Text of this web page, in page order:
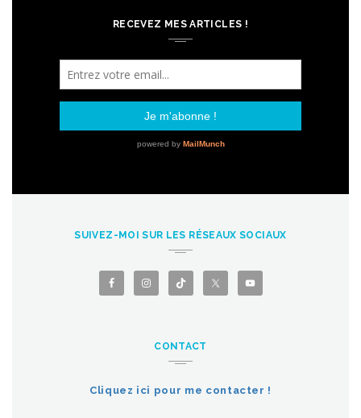
RECEVEZ MES ARTICLES !
SUIVEZ-MOI SUR LES RÉSEAUX SOCIAUX
CONTACT
Cliquez ici pour me contacter !